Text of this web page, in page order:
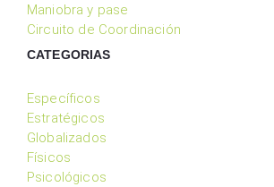
Maniobra y pase
Circuito de Coordinación
CATEGORIAS
Específicos
Estratégicos
Globalizados
Físicos
Psicológicos